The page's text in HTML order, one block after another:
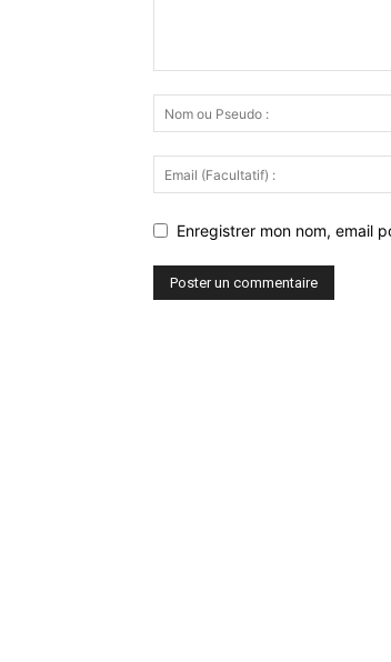
Enregistrer mon nom, email